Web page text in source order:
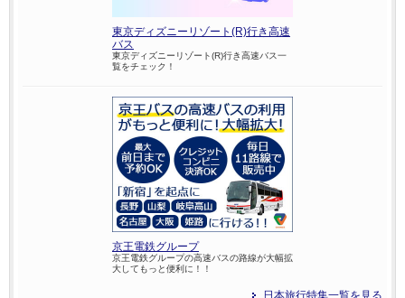
東京ディズニーリゾート(R)行き高速
バス
東京ディズニーリゾート(R)行き高速バス一
覧をチェック！
京王電鉄グループ
京王電鉄グループの高速バスの路線が大幅拡
大してもっと便利に！！
日本旅行特集一覧を見る